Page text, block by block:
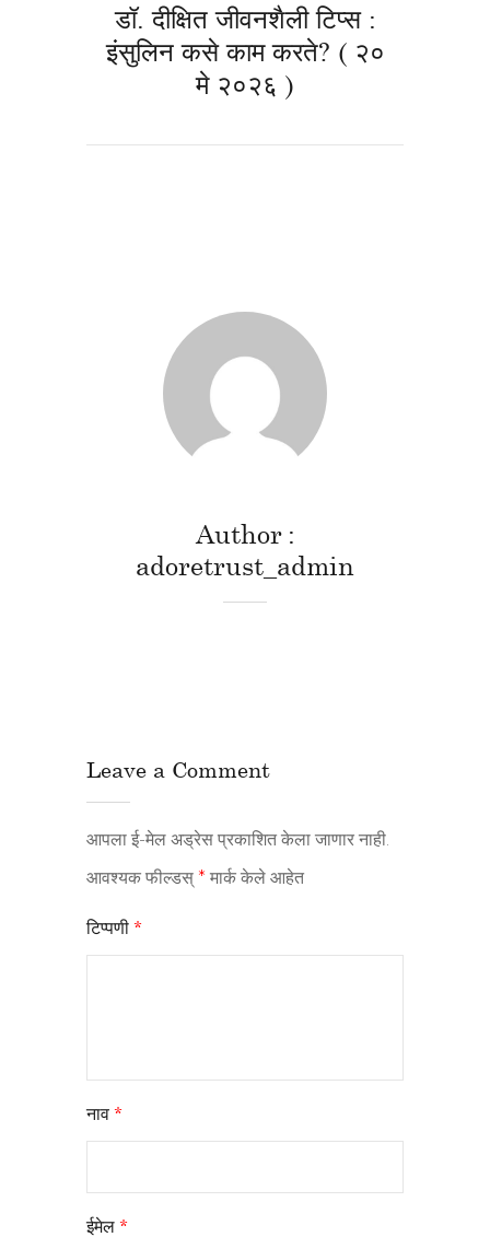
डॉ. दीक्षित जीवनशैली टिप्स :
इंसुलिन कसे काम करते? ( २०
मे २०२६ )
Author
adoretrust_admin
Leave a Comment
आपला ई-मेल अड्रेस प्रकाशित केला जाणार नाही.
आवश्यक फील्डस् * मार्क केले आहेत
टिप्पणी *
नाव *
ईमेल *